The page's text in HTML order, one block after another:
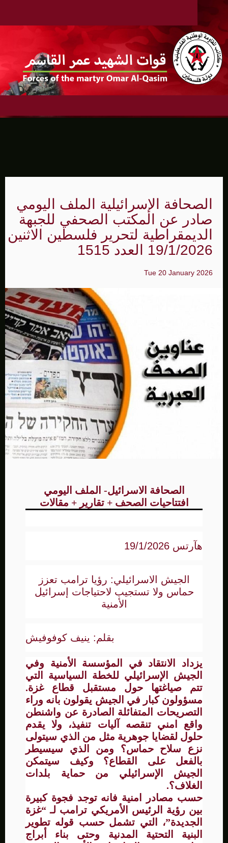
الصحافة الإسرائيلية الملف اليومي
صادر عن المكتب الصحفي للجبهة
الديمقراطية لتحرير فلسطين الاثنين
19/1/2026 العدد 1515
Tue 20 January 2026
الصحافة الاسرائيل- الملف اليومي
افتتاحيات الصحف + تقارير + مقالات
هآرتس 19/1/2026
الجيش الاسرائيلي: رؤيا ترامب تعزز
حماس ولا تستجيب لاحتياجات إسرائيل
الأمنية
بقلم: ينيف كوفوفيش
يزداد الانتقاد في المؤسسة الأمنية وفي
الجيش الإسرائيلي للخطة السياسية التي
تتم صياغتها حول مستقبل قطاع غزة.
مسؤولون كبار في الجيش يقولون بانه وراء
التصريحات المتفائلة الصادرة عن واشنطن
واقع امني تنقصه آليات تنفيذ، ولا يقدم
حلول لقضايا جوهرية مثل من الذي سيتولى
نزع سلاح حماس؟ ومن الذي سيسيطر
بالفعل على القطاع؟ وكيف سيتمكن
الجيش الإسرائيلي من حماية بلدات
الغلاف؟.
حسب مصادر امنية فانه توجد فجوة كبيرة
بين رؤية الرئيس الأمريكي ترامب لـ “غزة
الجديدة”، التي تشمل حسب قوله تطوير
البنية التحتية المدنية وحتى بناء أبراج